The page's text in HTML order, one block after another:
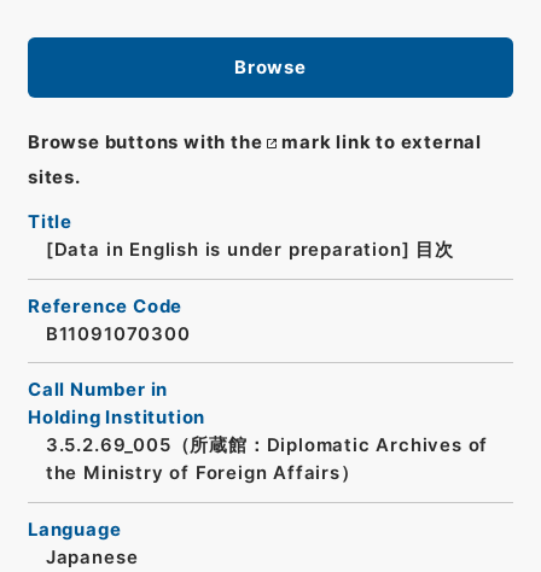
Browse
Browse buttons with the
mark link to external
sites.
Title
[Data in English is under preparation]
目次
Reference Code
B11091070300
Call Number in
Holding Institution
3.5.2.69_005（所蔵館：Diplomatic Archives of
the Ministry of Foreign Affairs）
Language
Japanese